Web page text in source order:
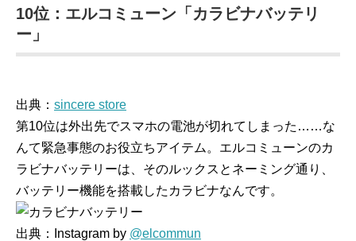
10位：エルコミューン「カラビナバッテリ
ー」
出典： sincere store
第10位は外出先でスマホの電池が切れてしまった……な
んて緊急事態のお役立ちアイテム。エルコミューンのカ
ラビナバッテリーは、そのルックスとネーミング通り、
バッテリー機能を搭載したカラビナなんです。
出典：Instagram by @elcommun